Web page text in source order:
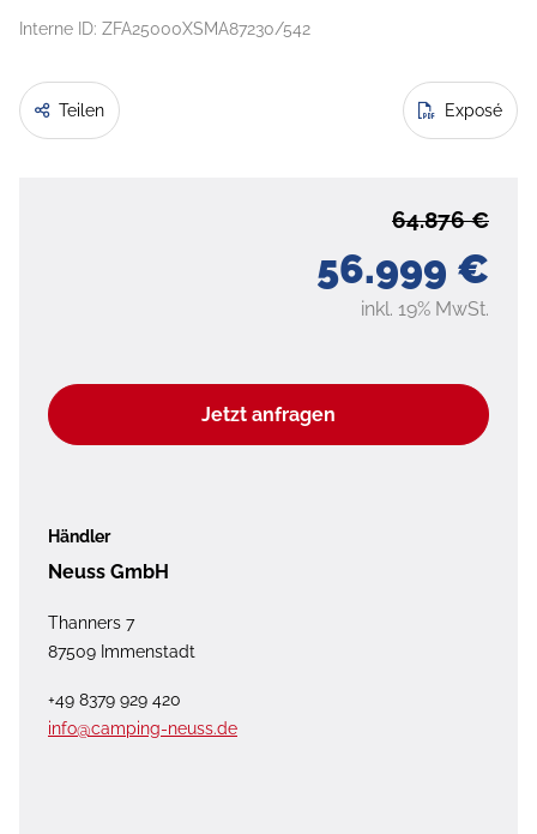
Interne ID: ZFA25000XSMA87230/542
Teilen Exposé
56.999 €
64.876 €
inkl. 19% MwSt.
Jetzt anfragen
Händler
Neuss GmbH
Thanners 7
87509 Immenstadt
+49 8379 929 420
info@camping-neuss.de